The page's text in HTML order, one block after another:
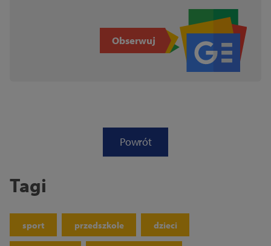
Obserwuj
Powrót
Tagi
sport przedszkole dzieci